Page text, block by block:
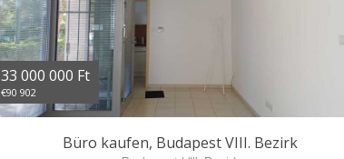
33 000 000 Ft
€90 902
Büro kaufen, Budapest VIII. Bezirk